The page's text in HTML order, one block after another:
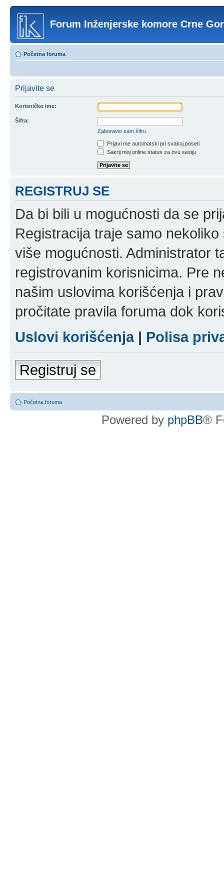
Forum Inženjerske komore Crne
Početna foruma
Prijavite se
Korisničko ime:
Šifra:
Zaboravio sam šifru
Prijavi me automatski pri svakoj poseti
Sakrij moj online status za ovu sesiju
REGISTRUJ SE
Da bi bili u mogućnosti da se
Registracija traje samo
više mogućnosti. Administrator
registrovanim korisnicima. Pre
našim uslovima korišćenja i
pročitate pravila foruma dok
Uslovi korišćenja| Polisa
Registruj se
Početna foruma
Powered by phpBB®